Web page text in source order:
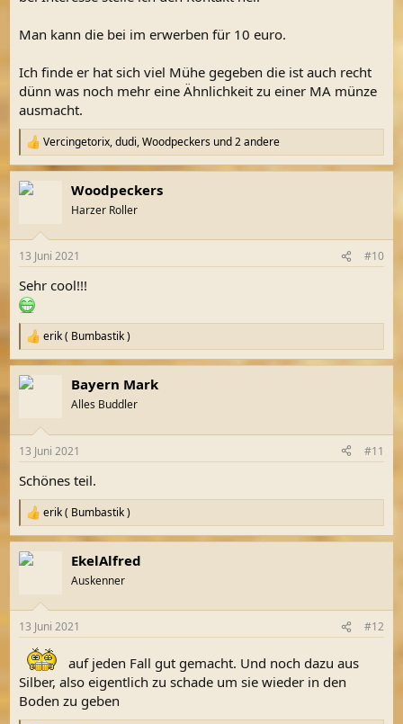
Man kann die bei im erwerben für 10 euro.
Ich finde er hat sich viel Mühe gegeben die ist auch recht
dünn was noch mehr eine Ähnlichkeit zu einer MA münze
ausmacht.
R
e
a
k
e
:
Vercingetorix,dudi,Woodpeckers und 2 andere
Woodpeckers
Harzer Roller
13 Juni 2021 #10
Sehr cool!!!
R
e
a
k
e
:
erik ( Bumbastik )
Bayern Mark
Alles Buddler
13 Juni 2021 #11
Schönes teil.
R
e
a
k
e
:
erik ( Bumbastik )
EkelAlfred
Auskenner
13 Juni 2021 #12
auf jeden Fall gut gemacht. Und noch dazu aus
Silber, also eigentlich zu schade um sie wieder in den
Boden zu geben